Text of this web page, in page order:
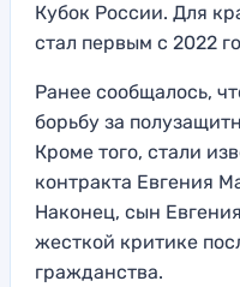
Кубок России. Для
стал первым с 2022
Ранее сообщалось,
борьбу за
Кроме того, стали
контракта Евгения
Наконец, сын
жесткой критике
гражданства.